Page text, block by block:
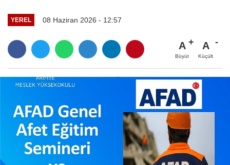
YEREL 08 Haziran 2026 - 12:57
A
Büyüt
A
Küçült